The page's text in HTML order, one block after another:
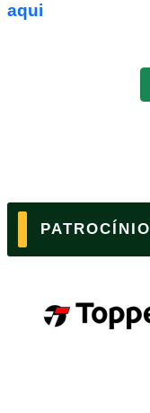
aqui
PATROCÍNIO